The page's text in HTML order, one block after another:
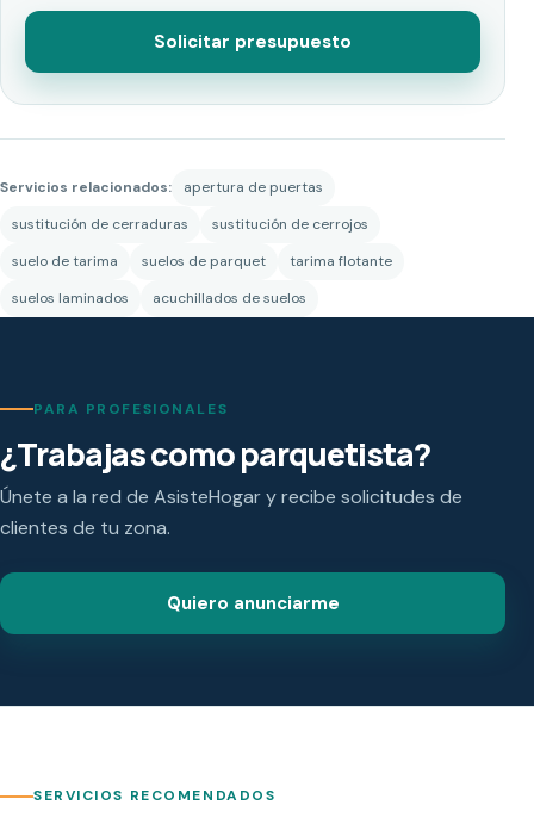
Solicitar presupuesto
Servicios relacionados:
apertura de puertas
sustitución de cerraduras
sustitución de cerrojos
suelo de tarima
suelos de parquet
tarima flotante
suelos laminados
acuchillados de suelos
PARA PROFESIONALES
¿Trabajas como parquetista?
Únete a la red de AsisteHogar y recibe solicitudes de
clientes de tu zona.
Quiero anunciarme
SERVICIOS RECOMENDADOS